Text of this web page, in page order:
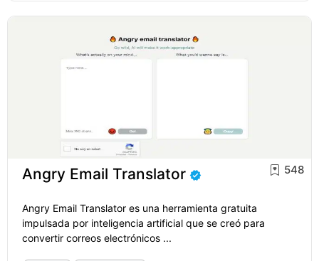
Angry Email Translator 548
Angry Email Translator es una herramienta gratuita
impulsada por inteligencia artificial que se creó para
convertir correos electrónicos ...